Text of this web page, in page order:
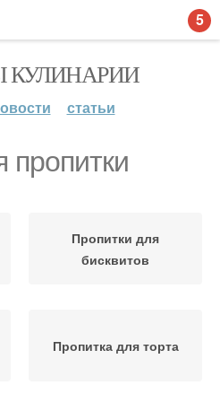
КУЛИНАРИИ
статьи
пропитки
Пропитки для
бисквитов
Пропитка для торта
5